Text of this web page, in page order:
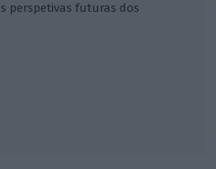
perspetivas futuras dos